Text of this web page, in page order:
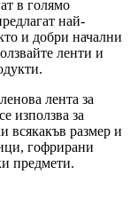
в голямо
най-
и добри начални
ленти и
лента за
използва за
всякакъв размер и
гофрирани
предмети.